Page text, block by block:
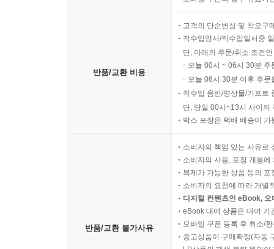
반품/교환 비용
고객의 단순변심 및 착오구
직수입양서/직수입일서중
단, 아래의 주문/취소 조건
오늘 00시 ~ 06시 30분
오늘 06시 30분 이후 주
직수입 음반/영상물/기프트
단, 당일 00시~13시 사이의
박스 포장은 택배 배송이
반품/교환 불가사유
소비자의 책임 있는 사유로
소비자의 사용, 포장 개봉
복제가 가능한 상품 등의
소비자의 요청에 따라 개별
디지털 컨텐츠인 eBook,
eBook 대여 상품은 대여 기
모바일 쿠폰 등록 후 취소/
중고상품이 구매확정(자동